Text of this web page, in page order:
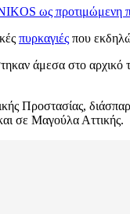
ως προτιμώμενη
πυρκαγιές που
άμεσα στο αρχικό
Προστασίας,
σε Μαγούλα Αττικής.